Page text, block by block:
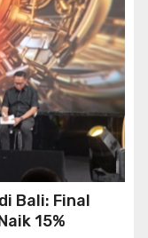
Bali: Final
15%